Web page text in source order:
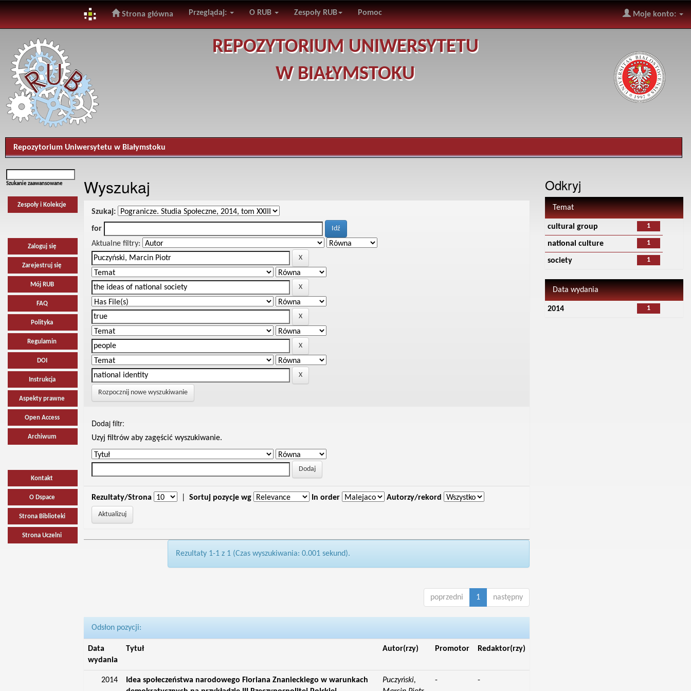
navigation
Strona główna Przeglądaj: O RUB Zespoły RUB Pomoc Moje konto:
REPOZYTORIUM UNIWERSYTETU
W BIAŁYMSTOKU
Repozytorium Uniwersytetu w Białymstoku
Szukanie zaawansowane
Zespoły i Kolekcje
Zaloguj się
Zarejestruj się
Mój RUB
FAQ
Polityka
Regulamin
DOI
Instrukcja
Aspekty prawne
Open Access
Archiwum
Kontakt
O Dspace
Strona Biblioteki
Strona Uczelni
Wyszukaj
Szukaj:
for
Aktualne filtry:
Rozpocznij nowe wyszukiwanie
Dodaj filtr:
Uzyj filtrów aby zagęścić wyszukiwanie.
Rezultaty/Strona Sortuj pozycje wg In order Autorzy/rekord
Rezultaty 1-1 z 1 (Czas wyszukiwania: 0.001 sekund).
poprzedni 1 następny
Odsłon pozycji:
Data
wydania
Tytuł Autor(rzy) Promotor Redaktor(rzy)
2014
Idea społeczeństwa narodowego Floriana Znanieckiego w warunkach
Puczyński,
- -
Odkryj
Temat
1
cultural group
1
national culture
1
society
Data wydania
1
2014